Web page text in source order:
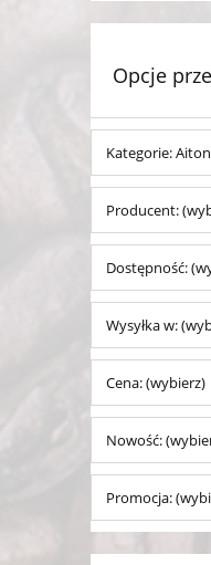
Opcje
Kategorie:
Producent:
Dostępność:
Wysyłka w:
Cena: (wybierz)
Nowość:
Promocja: